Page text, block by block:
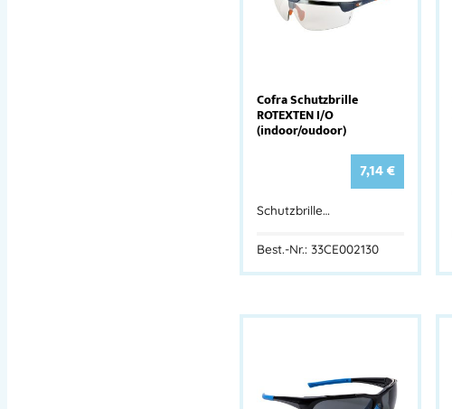
Cofra Schutzbrille
ROTEXTEN I/O
(indoor/oudoor)
7,14€
Schutzbrille…
Best.-Nr.: 33CE002130